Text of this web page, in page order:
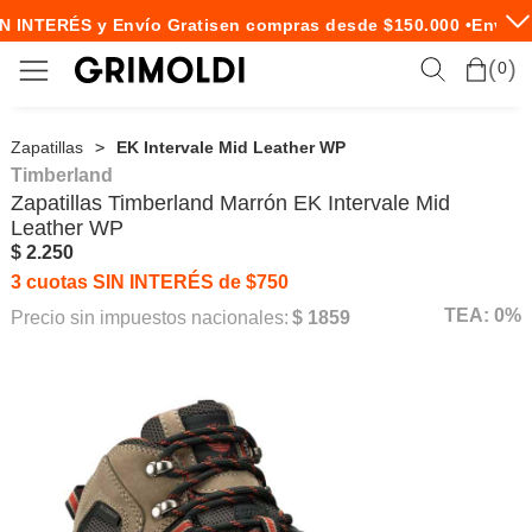
INTERÉS y Envío Gratisen compras desde $150.000 • Envío
0
Zapatillas EK Intervale Mid Leather WP
Timberland
Zapatillas Timberland Marrón EK Intervale Mid
Leather WP
$ 2.250
3 cuotas SIN INTERÉS de $750
Precio sin impuestos nacionales: $ 1859 TEA: 0%